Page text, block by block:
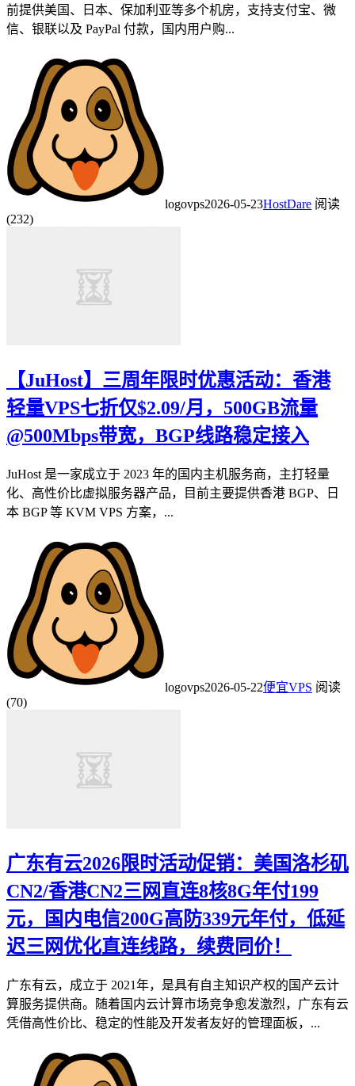
前提供美国、日本、保加利亚等多个机房，支持支付宝、微
信、银联以及 PayPal 付款，国内用户购...
logovps2026-05-23HostDare 阅读
(232)
【JuHost】三周年限时优惠活动：香港
轻量VPS七折仅$2.09/月，500GB流量
@500Mbps带宽，BGP线路稳定接入
JuHost 是一家成立于 2023 年的国内主机服务商，主打轻量
化、高性价比虚拟服务器产品，目前主要提供香港 BGP、日
本 BGP 等 KVM VPS 方案，...
logovps2026-05-22便宜VPS 阅读
(70)
广东有云2026限时活动促销：美国洛杉矶
CN2/香港CN2三网直连8核8G年付199
元，国内电信200G高防339元年付，低延
迟三网优化直连线路，续费同价！
广东有云，成立于 2021年，是具有自主知识产权的国产云计
算服务提供商。随着国内云计算市场竞争愈发激烈，广东有云
凭借高性价比、稳定的性能及开发者友好的管理面板，...